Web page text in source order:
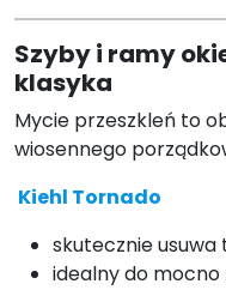
Szyby i ramy
klasyka
Mycie przeszkleń to
wiosennego
Kiehl Tornado
skutecznie usuwa
idealny do